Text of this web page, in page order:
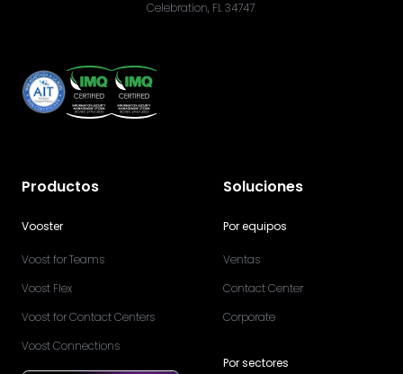
Celebration, FL 34747
Productos
Vooster
Voost for Teams
Voost Flex
Voost for Contact Centers
Voost Connections
Soluciones
Por equipos
Ventas
Contact Center
Corporate
Por sectores